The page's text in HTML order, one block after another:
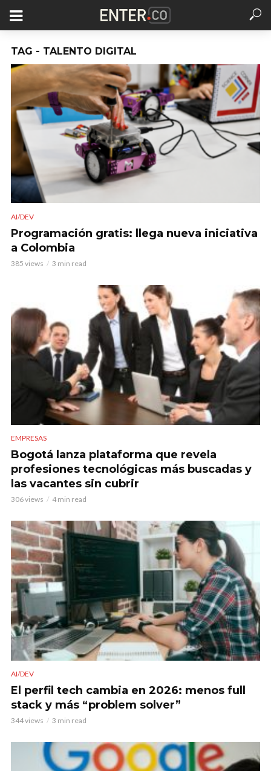
TAG - TALENTO DIGITAL
AI/DEV
Programación gratis: llega nueva iniciativa
a Colombia
385 views 3 min read
EMPRESAS
Bogotá lanza plataforma que revela
profesiones tecnológicas más buscadas y
las vacantes sin cubrir
306 views 4 min read
AI/DEV
El perfil tech cambia en 2026: menos full
stack y más “problem solver”
344 views 3 min read